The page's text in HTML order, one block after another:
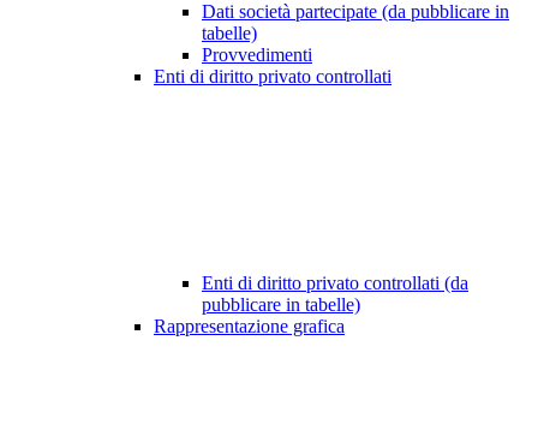
Dati società partecipate (da pubblicare in
tabelle)
Provvedimenti
Enti di diritto privato controllati
Enti di diritto privato controllati (da
pubblicare in tabelle)
Rappresentazione grafica